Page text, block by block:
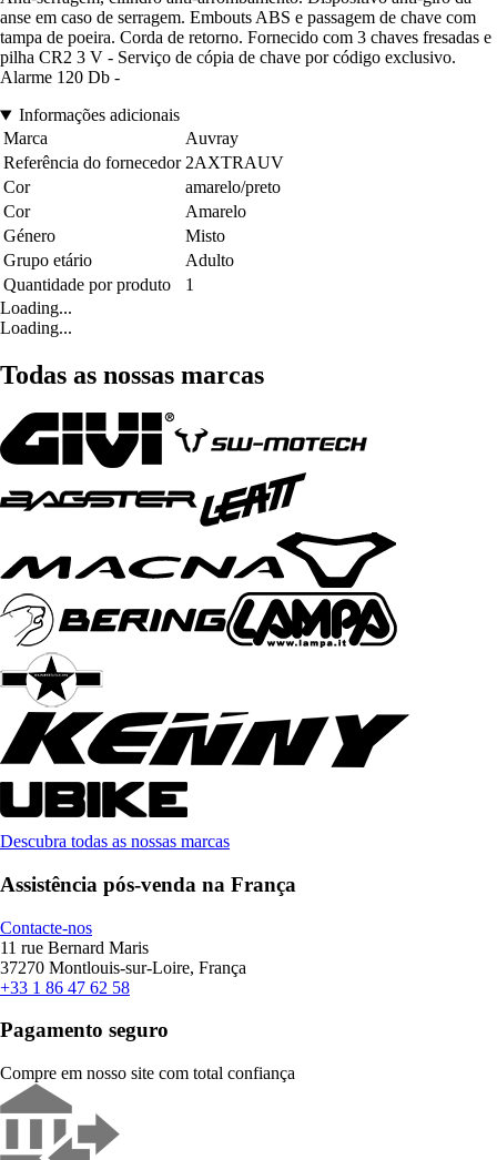
anse em caso de serragem. Embouts ABS e passagem de chave com
tampa de poeira. Corda de retorno. Fornecido com 3 chaves fresadas e
pilha CR2 3 V - Serviço de cópia de chave por código exclusivo.
Alarme 120 Db -
Informações adicionais
Marca
Auvray
Referência do fornecedor 2AXTRAUV
Cor
amarelo/preto
Cor
Amarelo
Género
Misto
Grupo etário
Adulto
Quantidade por produto
1
Loading...
Loading...
Todas as nossas marcas
Descubra todas as nossas marcas
Assistência pós-venda na França
Contacte-nos
11 rue Bernard Maris
37270 Montlouis-sur-Loire, França
+33 1 86 47 62 58
Pagamento seguro
Compre em nosso site com total confiança